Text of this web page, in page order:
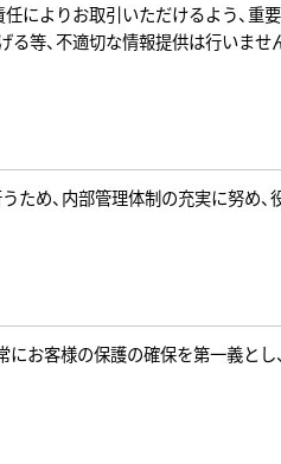
によりお取引いただけるよう、
等、不適切な情報提供は行いませ
め、内部管理体制の充実に努め、
お客様の保護の確保を第一義とし